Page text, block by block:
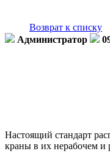
Возврат к списку
Администратор
Настоящий стандарт
краны в их нерабочем и